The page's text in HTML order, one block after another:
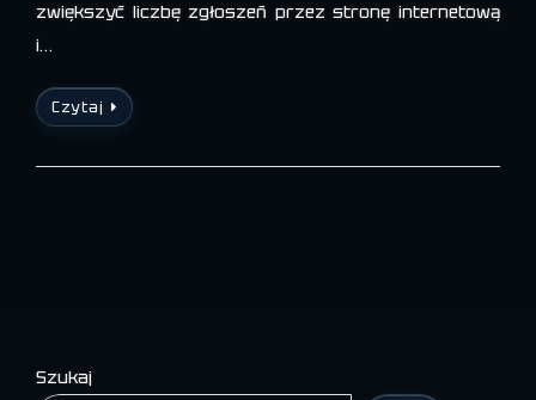
zwiększyć liczbę zgłoszeń przez stronę internetową
i…
Czytaj
Szukaj